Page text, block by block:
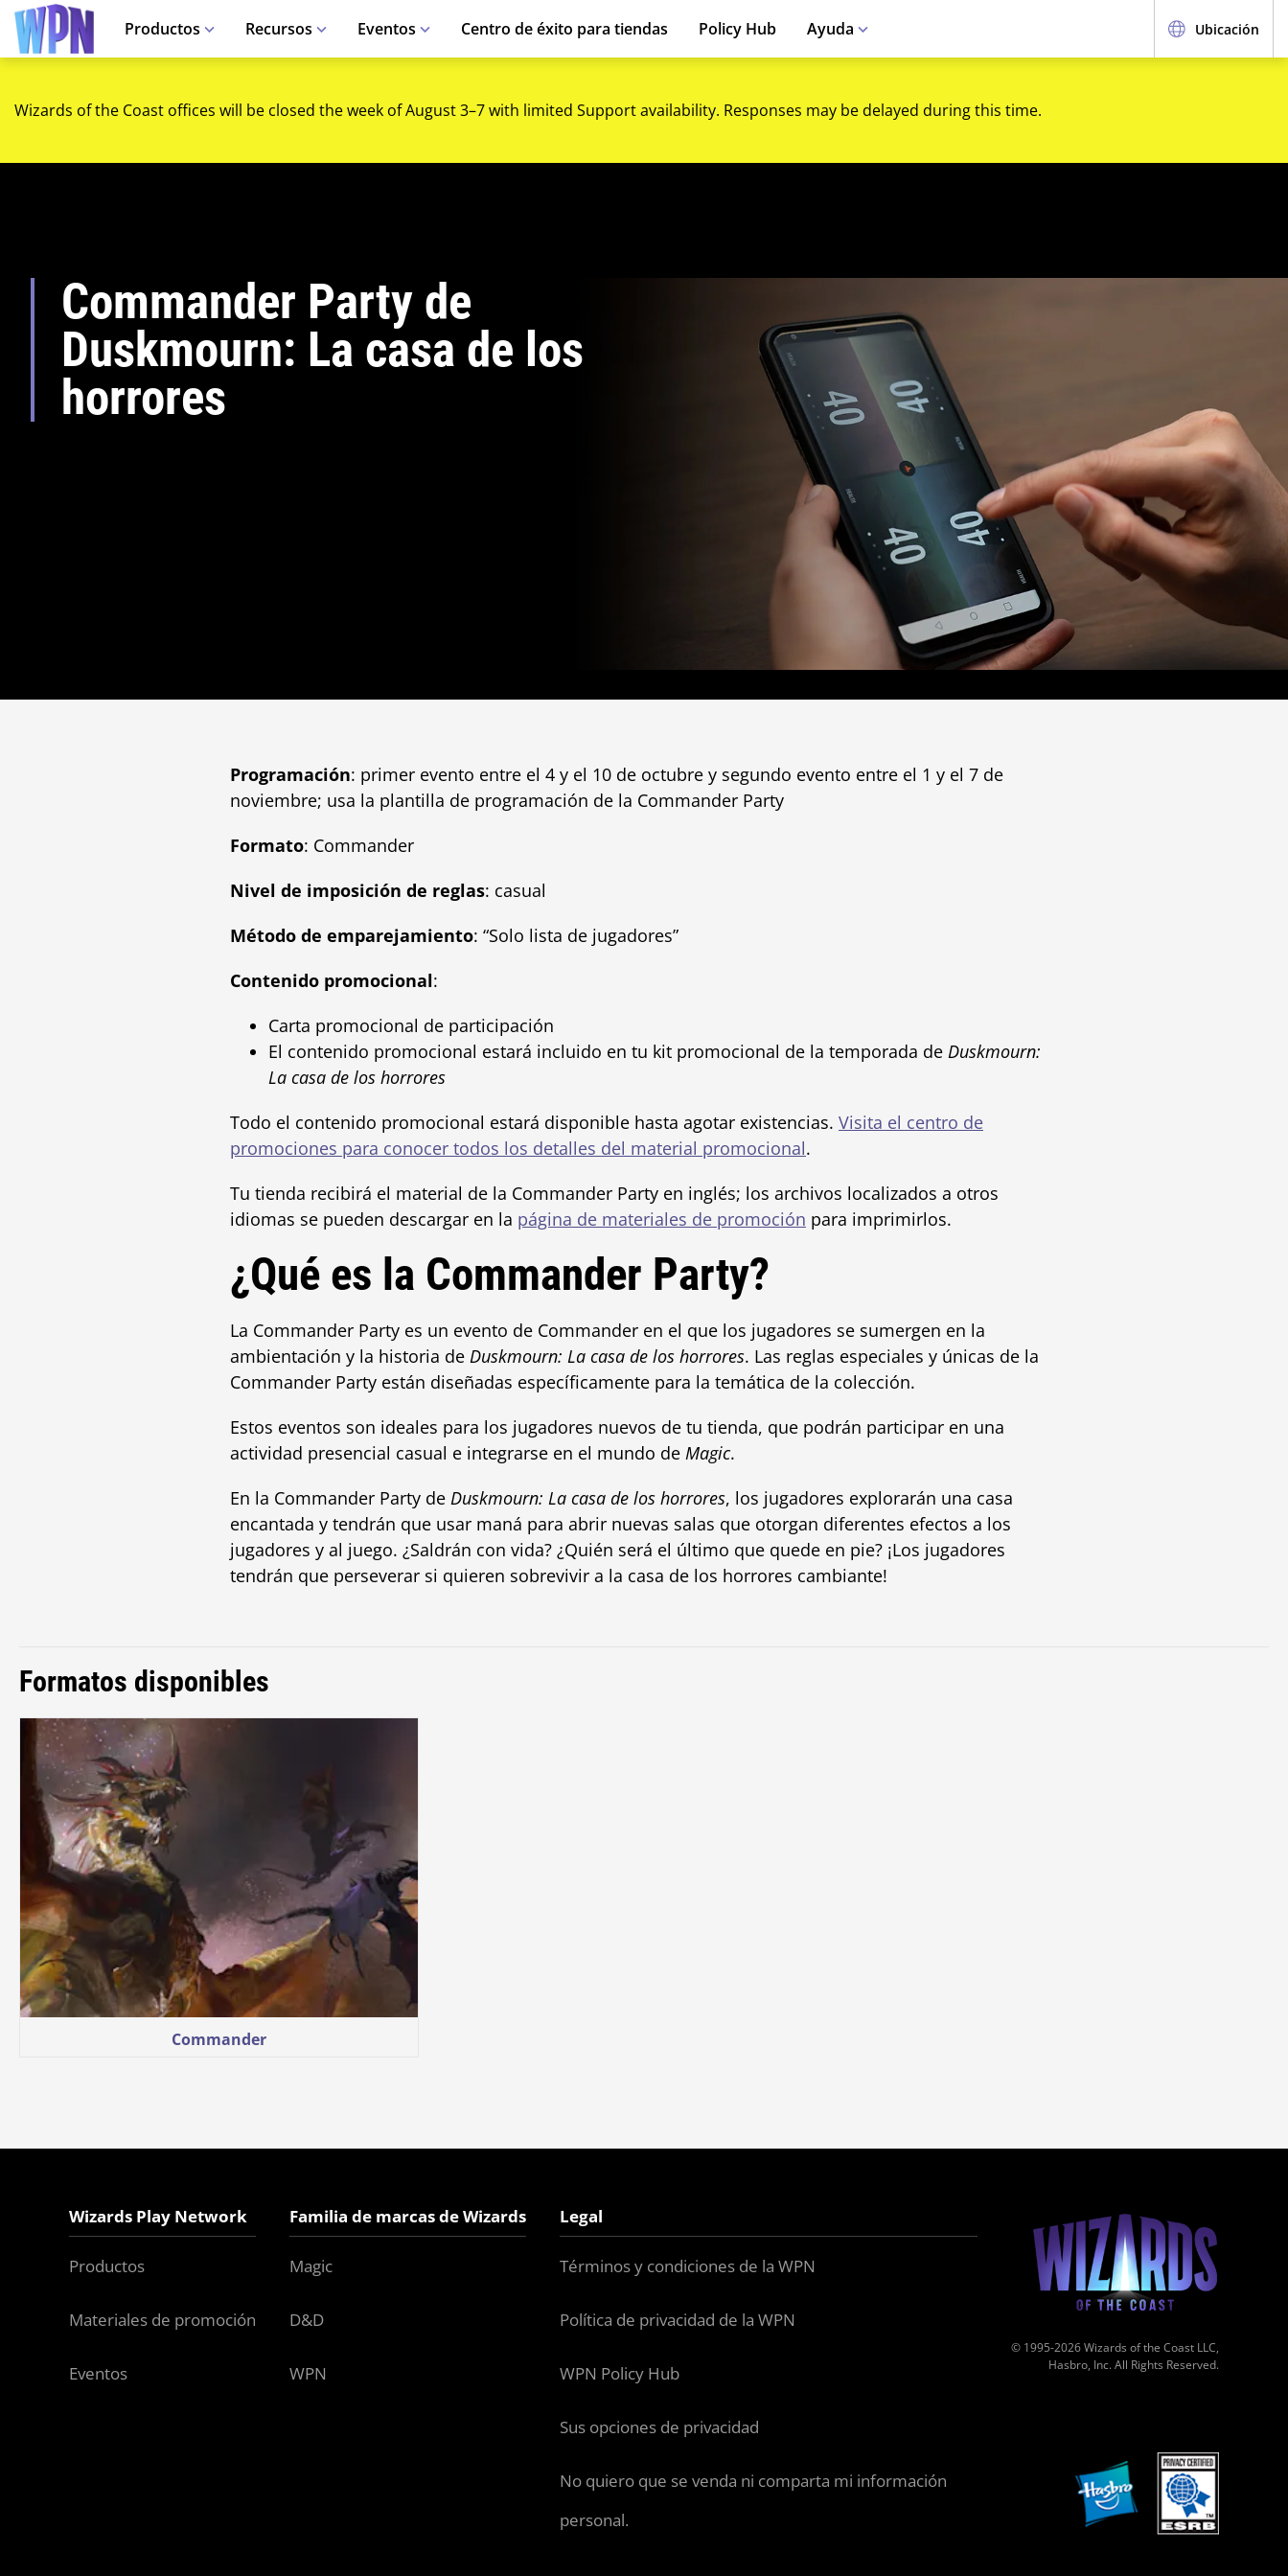
Productos Recursos Eventos Centro de éxito para tiendas Policy Hub Ayuda Ubicación
Wizards of the Coast offices will be closed the week of August 3–7 with limited Support availability. Responses may be delayed during this time.
Commander Party de
Duskmourn: La casa de los
horrores
Programación: primer evento entre el 4 y el 10 de octubre y segundo evento entre el 1 y el 7 de
noviembre; usa la plantilla de programación de la Commander Party
Formato: Commander
Nivel de imposición de reglas: casual
Método de emparejamiento: “Solo lista de jugadores”
Contenido promocional:
Carta promocional de participación
El contenido promocional estará incluido en tu kit promocional de la temporada de Duskmourn:
La casa de los horrores
Todo el contenido promocional estará disponible hasta agotar existencias. Visita el centro de
promociones para conocer todos los detalles del material promocional.
Tu tienda recibirá el material de la Commander Party en inglés; los archivos localizados a otros
idiomas se pueden descargar en la página de materiales de promoción para imprimirlos.
¿Qué es la Commander Party?
La Commander Party es un evento de Commander en el que los jugadores se sumergen en la
ambientación y la historia de Duskmourn: La casa de los horrores. Las reglas especiales y únicas de la
Commander Party están diseñadas específicamente para la temática de la colección.
Estos eventos son ideales para los jugadores nuevos de tu tienda, que podrán participar en una
actividad presencial casual e integrarse en el mundo de Magic.
En la Commander Party de Duskmourn: La casa de los horrores, los jugadores explorarán una casa
encantada y tendrán que usar maná para abrir nuevas salas que otorgan diferentes efectos a los
jugadores y al juego. ¿Saldrán con vida? ¿Quién será el último que quede en pie? ¡Los jugadores
tendrán que perseverar si quieren sobrevivir a la casa de los horrores cambiante!
Formatos disponibles
Commander
Wizards Play Network
Productos
Materiales de promoción
Eventos
Familia de marcas de Wizards
Magic
D&D
WPN
Legal
Términos y condiciones de la WPN
Política de privacidad de la WPN
WPN Policy Hub
Sus opciones de privacidad
No quiero que se venda ni comparta mi información
personal.
© 1995-2026 Wizards of the Coast LLC,
Hasbro, Inc. All Rights Reserved.